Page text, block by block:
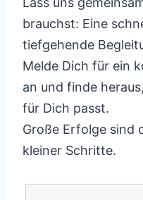
brauchst: Eine
tiefgehende
Melde Dich für ein
an und finde
für Dich passt.
Große Erfolge sind
kleiner Schritte.